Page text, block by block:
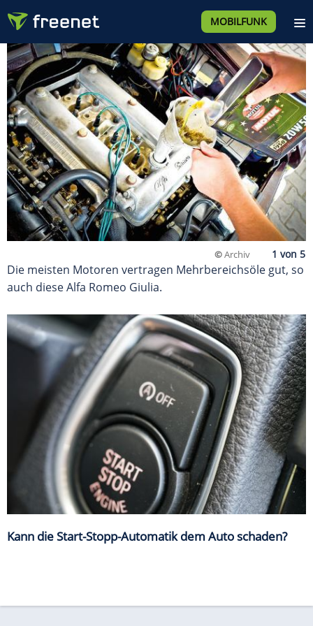
MOBILFUNK
©Archiv
Die meisten Motoren vertragen Mehrbereichsöle gut, so
auch diese Alfa Romeo Giulia.
Kann die Start-Stopp-Automatik dem Auto schaden?